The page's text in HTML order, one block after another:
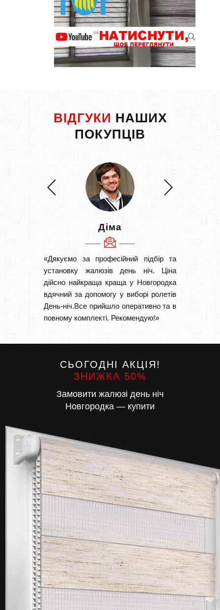
ВІДГУКИ НАШИХ
ПОКУПЦІВ
Діма
«Дякуємо за професійний підбір та
установку жалюзів день ніч. Ціна
дійсно найкраща краща у Новгородка
вдячний за допомогу у виборі ролетів
День-ніч.Все прийшло оперативно та в
повному комплекті. Рекомендую!»
СЬОГОДНІ АКЦІЯ!
ЗНИЖКА 50%
Замовити жалюзі день ніч
Новгородка — купити